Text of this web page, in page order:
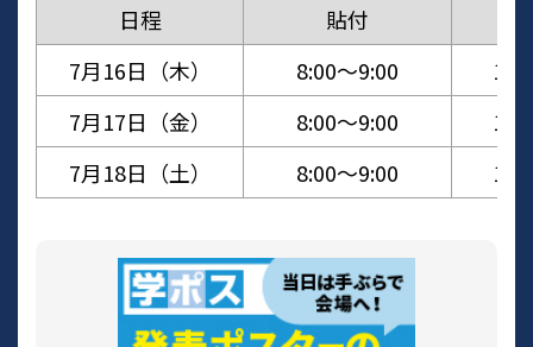
日程 貼付
7月16日（木）
8:00～9:00
7月17日（金）
8:00～9:00
7月18日（土）
8:00～9:00